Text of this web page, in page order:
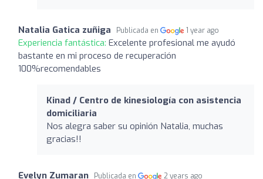
Natalia Gatica zuñiga Publicada en 1 year ago
Experiencia fantástica: Excelente profesional me ayudó
bastante en mi proceso de recuperación
100%recomendables
Kinad / Centro de kinesiología con asistencia
domiciliaria
Nos alegra saber su opinión Natalia, muchas
gracias!!
Evelyn Zumaran Publicada en 2 years ago